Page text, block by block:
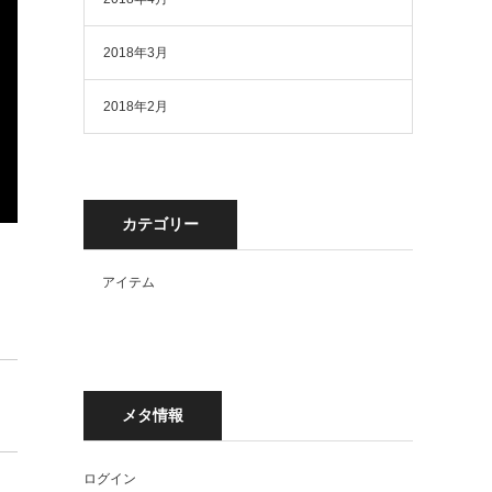
2018年3月
2018年2月
カテゴリー
アイテム
メタ情報
ログイン